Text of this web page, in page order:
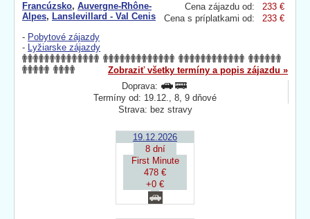
Cena zájazdu od:
233 €
Cena s príplatkami od:
233 €
Francúzsko, Auvergne-Rhône-
Alpes, Lanslevillard - Val Cenis
- Pobytové zájazdy
- Lyžiarske zájazdy
Zobraziť všetky termíny a popis zájazdu »
Doprava:
Termíny od: 19.12., 8, 9 dňové
Strava: bez stravy
19.12.2026
8 dní
First Minute
478 €
+0 €